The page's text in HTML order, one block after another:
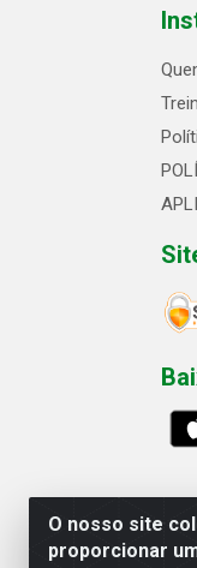
O nosso site
proporcionar